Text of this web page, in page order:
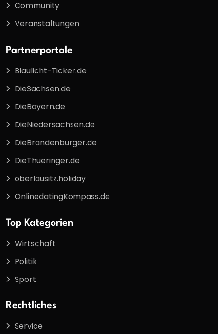
Community
Veranstaltungen
Partnerportale
Blaulicht-Ticker.de
DieSachsen.de
DieBayern.de
DieNiedersachsen.de
DieBrandenburger.de
DieThueringer.de
oberlausitz.holiday
OnlinedatingKompass.de
Top Kategorien
Wirtschaft
Politik
Sport
Rechtliches
Service